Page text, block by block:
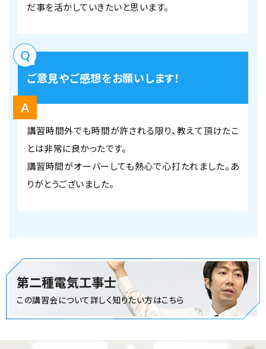
だ事を活かしていきたいと思います。
ご意見やご感想をお願いします！
講習時間外でも時間が許される限り、教えて頂けたこ
とは非常に良かったです。
講習時間がオーバーしても熱心で心打たれました。あ
りがとうございました。
第二種電気工事士
この講習会について詳しく知りたい方はこちら